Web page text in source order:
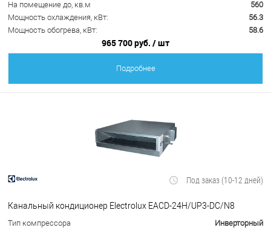
На помещение до, кв.м
560
Мощность охлаждения, кВт:
56.3
Мощность обогрева, кВт:
58.6
965 700 руб. / шт
Подробнее
Под заказ (10-12 дней)
Канальный кондиционер Electrolux EACD-24H/UP3-DC/N8
Тип компрессора
Инверторный